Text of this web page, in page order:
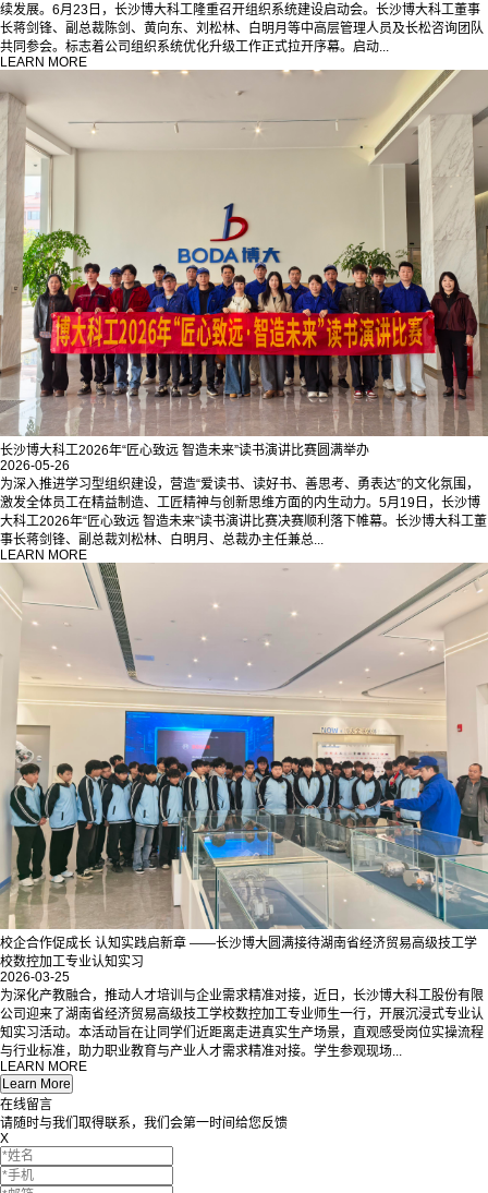
续发展。6月23日，长沙博大科工隆重召开组织系统建设启动会。长沙博大科工董事
长蒋剑锋、副总裁陈剑、黄向东、刘松林、白明月等中高层管理人员及长松咨询团队
共同参会。标志着公司组织系统优化升级工作正式拉开序幕。启动...
LEARN MORE
长沙博大科工2026年“匠心致远 智造未来”读书演讲比赛圆满举办
2026-05-26
为深入推进学习型组织建设，营造“爱读书、读好书、善思考、勇表达”的文化氛围，
激发全体员工在精益制造、工匠精神与创新思维方面的内生动力。5月19日，长沙博
大科工2026年“匠心致远 智造未来”读书演讲比赛决赛顺利落下帷幕。长沙博大科工董
事长蒋剑锋、副总裁刘松林、白明月、总裁办主任兼总...
LEARN MORE
校企合作促成长 认知实践启新章 ——长沙博大圆满接待湖南省经济贸易高级技工学
校数控加工专业认知实习
2026-03-25
为深化产教融合，推动人才培训与企业需求精准对接，近日，长沙博大科工股份有限
公司迎来了湖南省经济贸易高级技工学校数控加工专业师生一行，开展沉浸式专业认
知实习活动。本活动旨在让同学们近距离走进真实生产场景，直观感受岗位实操流程
与行业标准，助力职业教育与产业人才需求精准对接。学生参观现场...
LEARN MORE
在线留言
请随时与我们取得联系，我们会第一时间给您反馈
X